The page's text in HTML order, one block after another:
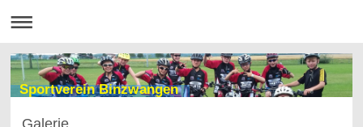
Sportverein Binzwangen